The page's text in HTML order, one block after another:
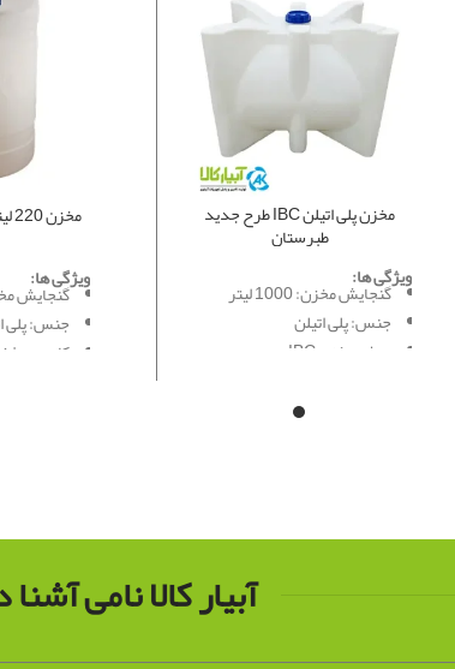
مخزن پلی اتیلن IBC طرح جدید
طبرستان
ویژگی ها:
گنجایش مخزن: 1000 لیتر
جنس: پلی اتیلن
مدل: مخزن IBC
مخزن 220 لیتری کلرزنی طبرستان
ویژگی ها:
گنجایش مخزن:
جنس: پلی
کاربرد:
آبیار کالا نامی